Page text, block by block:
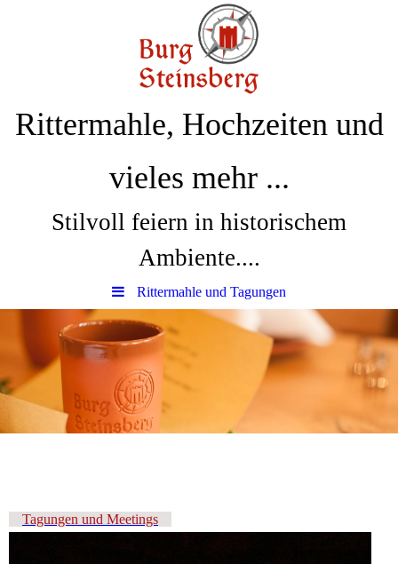
Rittermahle, Hochzeiten und
vieles mehr ...
Stilvoll feiern in historischem
Ambiente....
Rittermahle und Tagungen
Tagungen und Meetings